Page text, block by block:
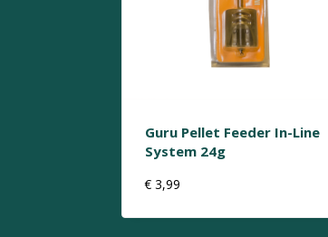
Guru Pellet Feeder In-Line
System 24g
€3,99